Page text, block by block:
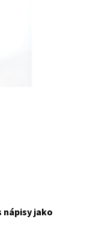
nápisy jako